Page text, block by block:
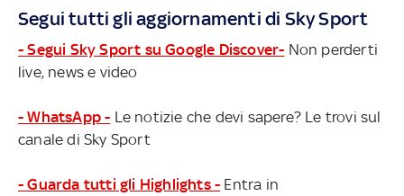
Segui tutti gli aggiornamenti di Sky Sport
- Segui Sky Sport su Google Discover- Non perderti
live, news e video
- WhatsApp - Le notizie che devi sapere? Le trovi sul
canale di Sky Sport
- Guarda tutti gli Highlights - Entra in